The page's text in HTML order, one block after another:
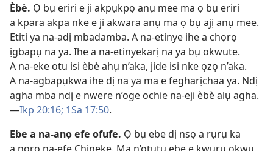
Èbè. Ọ bụ eriri e ji akpụkpọ anụ mee ma ọ bụ eriri
a kpara akpa nke e ji akwara anụ ma ọ bụ ajị anụ mee.
Etiti ya na-adị mbadamba. A na-etinye ihe a chọrọ
ịgbapụ na ya. Ihe a na-etinyekarị na ya bụ okwute.
A na-eke otu isi èbè ahụ n’aka, jide isi nke ọzọ n’aka.
A na-agbapụkwa ihe dị na ya ma e fegharịchaa ya. Ndị
agha mba ndị e nwere n’oge ochie na-eji èbè alụ agha.​
—Ikp 20:16; 1Sa 17:50.
Ebe a na-anọ efe ofufe. Ọ bụ ebe dị nsọ a rụrụ ka